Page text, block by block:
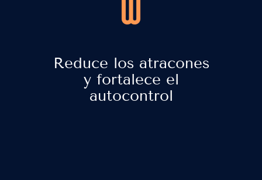
Reduce los atracones
y fortalece el
autocontrol